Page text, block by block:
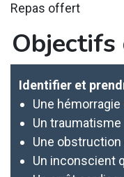
Repas offert
Identifier et
Une
Un traumatisme
Une
Un inconscient